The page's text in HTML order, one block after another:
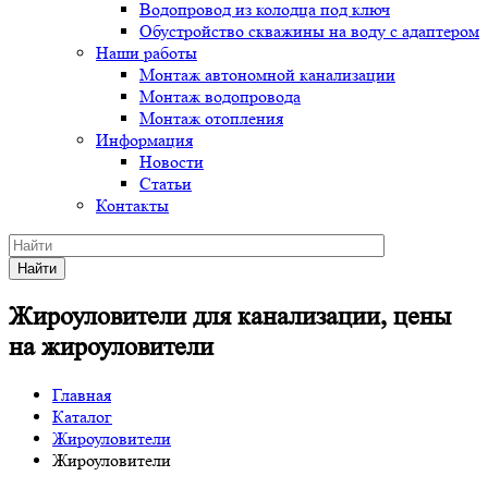
Водопровод из колодца под ключ
Обустройство скважины на воду с адаптером
Наши работы
Монтаж автономной канализации
Монтаж водопровода
Монтаж отопления
Информация
Новости
Статьи
Контакты
Найти
Жироуловители для канализации, цены
на жироуловители
Главная
Каталог
Жироуловители
Жироуловители